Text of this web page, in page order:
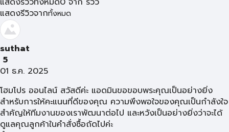
แสดงรีวิวจากทั้งหมด
suthat
5
01 ธ.ค. 2025
โฮมโปร ออนไลน์ สวัสดีค่ะ แอดมินขอขอบพระคุณเป็นอย่างยิ่ง
สำหรับการให้คะแนนที่ดีของคุณ ความพึงพอใจของคุณเป็นกำลังใจ
สำคัญให้ทีมงานของเราพัฒนาต่อไป และหวังเป็นอย่างยิ่งว่าจะได้
ดูแลคุณลูกค้าในคำสั่งซื้อถัดไปค่ะ